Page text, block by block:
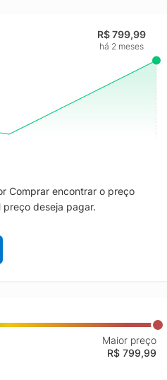
R$ 799,99
há 2 meses
Comprar encontrar o preço
deseja pagar.
Maior preço
R$ 799,99